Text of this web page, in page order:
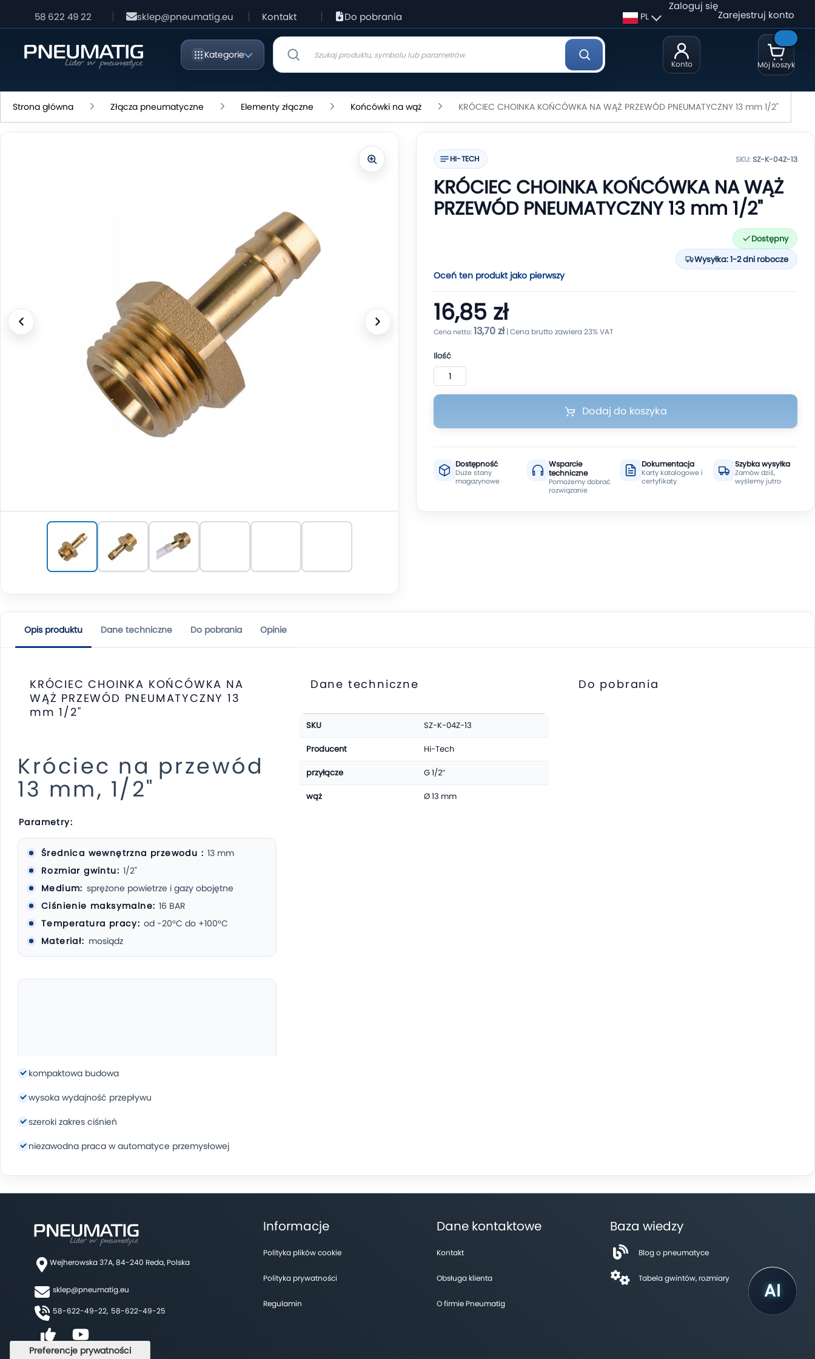
58 622 49 22 sklep@pneumatig.eu Kontakt Do pobrania
Kategorie
Konto
PL
Zaloguj się
Zarejestruj konto
Mój koszyk
Strona główna Złącza pneumatyczne Elementy złączne Końcówki na wąż KRÓCIEC CHOINKA KOŃCÓWKA NA WĄŻ PRZEWÓD PNEUMATYCZNY 13 mm 1/2"
HI-TECH SKU:SZ-K-04Z-13
KRÓCIEC CHOINKA KOŃCÓWKA NA WĄŻ
PRZEWÓD PNEUMATYCZNY 13 mm 1/2"
Dostępny
Wysyłka: 1-2 dni robocze
Oceń ten produkt jako pierwszy
16,85 zł
13,70 zł
Ilość
Dodaj do koszyka
Dostępność
Duże stany
magazynowe
Wsparcie
techniczne
Pomożemy dobrać
rozwiązanie
Dokumentacja
Karty katalogowe i
certyfikaty
Szybka wysyłka
Zamów dziś,
wyślemy jutro
Opis produktu Dane techniczne Do pobrania Opinie
KRÓCIEC CHOINKA KOŃCÓWKA NA
WĄŻ PRZEWÓD PNEUMATYCZNY 13
mm 1/2"
Króciec na przewód
13 mm, 1/2"
Parametry:
Średnica wewnętrzna przewodu : 13 mm
Rozmiar gwintu: 1/2"
Medium: sprężone powietrze i gazy obojętne
Ciśnienie maksymalne: 16 BAR
Temperatura pracy: od -20°C do +100°C
Materiał: mosiądz
kompaktowa budowa
wysoka wydajność przepływu
szeroki zakres ciśnień
niezawodna praca w automatyce przemysłowej
Dane techniczne
Więcej
informacji
SKU SZ-K-04Z-13
Producent Hi-Tech
przyłącze G 1/2″
wąż Ø 13 mm
Do pobrania
Wejherowska 37A, 84-240 Reda, Polska
sklep@pneumatig.eu
58-622-49-22, 58-622-49-25
Informacje
Polityka plików cookie
Polityka prywatności
Regulamin
Dane kontaktowe
Kontakt
Obsługa klienta
O firmie Pneumatig
Baza wiedzy
Blog o pneumatyce
Tabela gwintów, rozmiary